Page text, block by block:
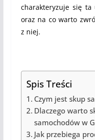
charakteryzuje się ta
oraz na co warto
z niej.
Spis Treści
Czym jest skup
Dlaczego warto
samochodów w
Jak przebiega